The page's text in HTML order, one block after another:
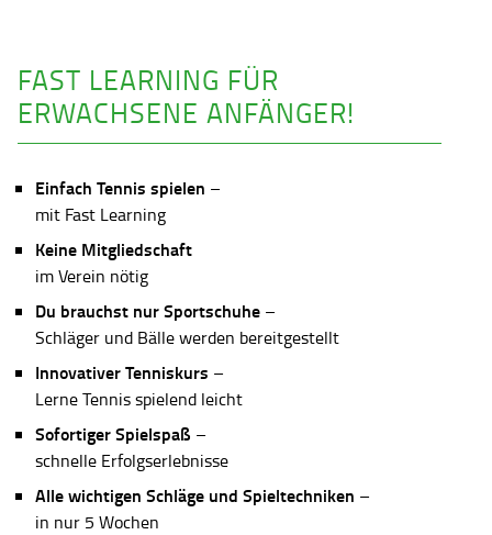
FAST LEARNING FÜR
ERWACHSENE ANFÄNGER!
Einfach Tennis spielen –
mit Fast Learning
Keine Mitgliedschaft
im Verein nötig
Du brauchst nur Sportschuhe –
Schläger und Bälle werden bereitgestellt
Innovativer Tenniskurs –
Lerne Tennis spielend leicht
Sofortiger Spielspaß –
schnelle Erfolgserlebnisse
Alle wichtigen Schläge und Spieltechniken –
in nur 5 Wochen